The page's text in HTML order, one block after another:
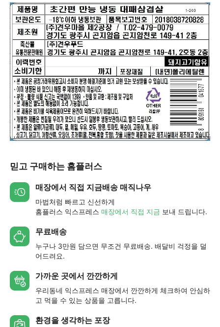
믿고 구매하는 홈플러스
매장에서 직접 지금배송 매직나우
마법처럼 빠르고 신선하게
홈플러스 익스프레스 매장에서 직접 지금 보내 드립니다.
무료배송
누구나 3만원 담으면 무조건 무료배송. 배달비 걱정을 덜
어드려요.
가까운 곳에서 깐깐하게
우리동네 익스프레스 매장에서 깐깐하게 체크하여 안심하
고 먹을 수 있는 상품을 고릅니다.
환경을 생각하는 포장